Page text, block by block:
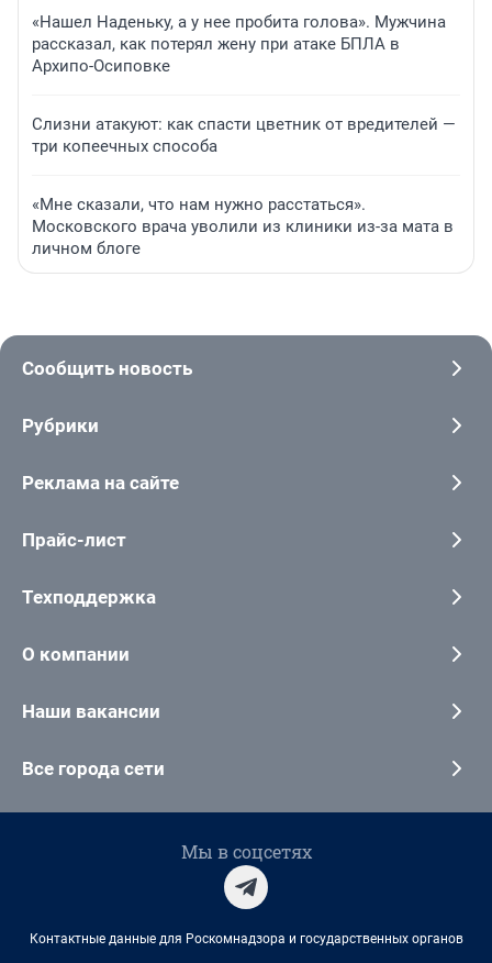
«Нашел Наденьку, а у нее пробита голова». Мужчина
рассказал, как потерял жену при атаке БПЛА в
Архипо-Осиповке
Слизни атакуют: как спасти цветник от вредителей —
три копеечных способа
«Мне сказали, что нам нужно расстаться».
Московского врача уволили из клиники из-за мата в
личном блоге
Сообщить новость
Рубрики
Реклама на сайте
Прайс-лист
Техподдержка
О компании
Наши вакансии
Все города сети
Мы в соцсетях
Контактные данные для Роскомнадзора и государственных органов